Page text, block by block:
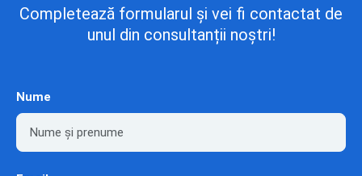
Completează formularul și vei fi contactat de
unul din consultanții noștri!
Nume